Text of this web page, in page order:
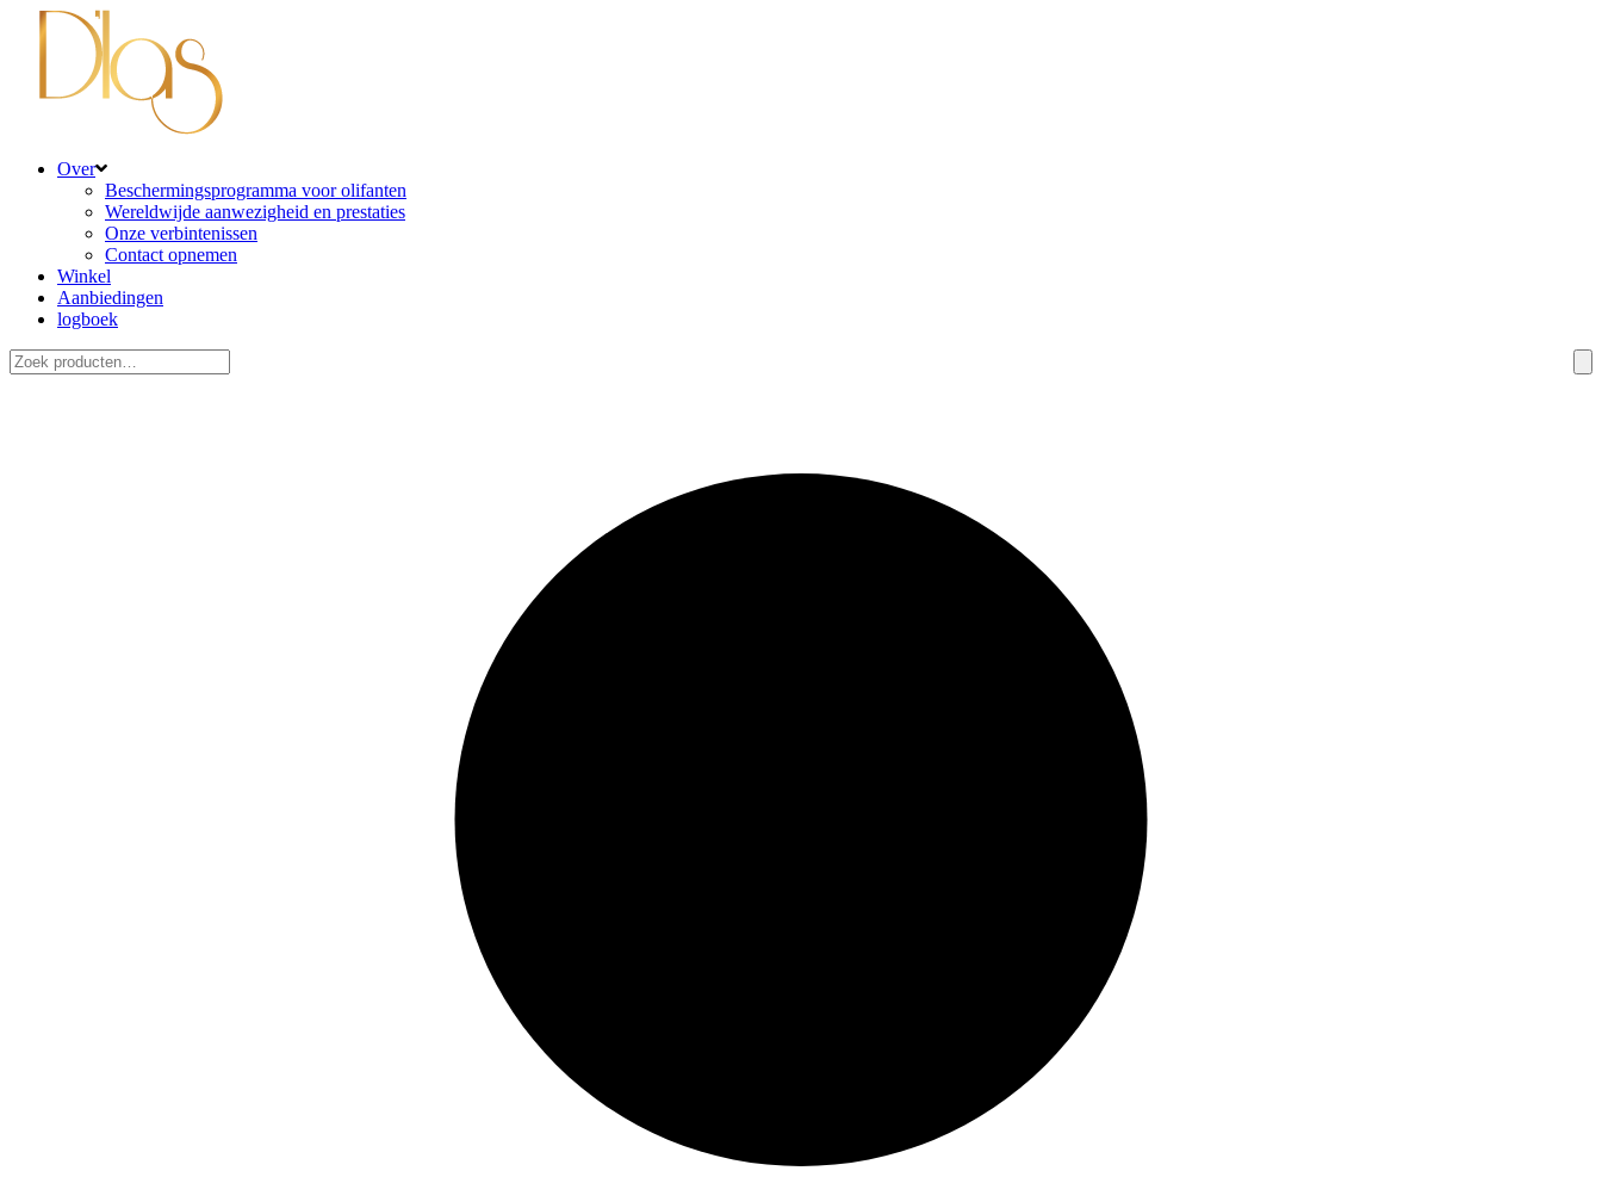
Over
Beschermingsprogramma voor olifanten
Wereldwijde aanwezigheid en prestaties
Onze verbintenissen
Contact opnemen
Winkel
Aanbiedingen
logboek
Zoeken
naar: